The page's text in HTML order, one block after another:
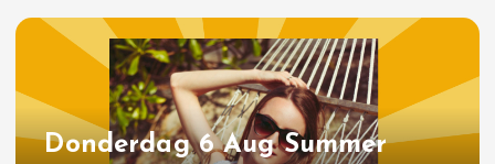
Donderdag 6 Aug Summer